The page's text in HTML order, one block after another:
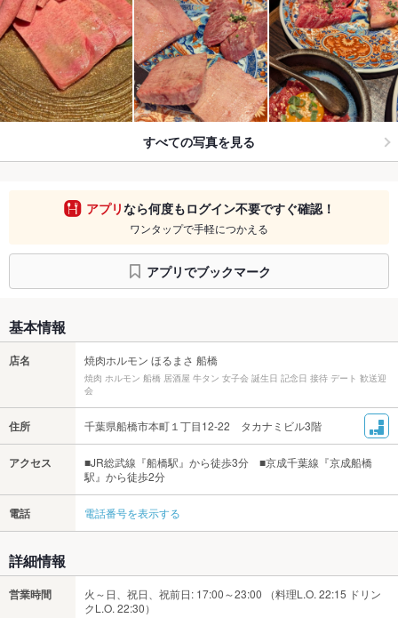
すべての写真を見る
アプリなら何度もログイン不要ですぐ確認！
ワンタップで手軽につかえる
アプリでブックマーク
基本情報
店名 焼肉ホルモン ほるまさ 船橋
焼肉 ホルモン 船橋 居酒屋 牛タン 女子会 誕生日 記念日 接待 デート 歓送迎
会
住所 千葉県船橋市本町１丁目12-22 タカナミビル3階
アクセス
■JR総武線『船橋駅』から徒歩3分 ■京成千葉線『京成船橋
駅』から徒歩2分
電話 電話番号を表示する
詳細情報
営業時間
火～日、祝日、祝前日: 17:00～23:00 （料理L.O. 22:15 ドリン
クL.O. 22:30）